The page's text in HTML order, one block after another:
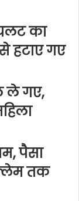
का
से हटाए गए
ले गए,
पैसा
तक